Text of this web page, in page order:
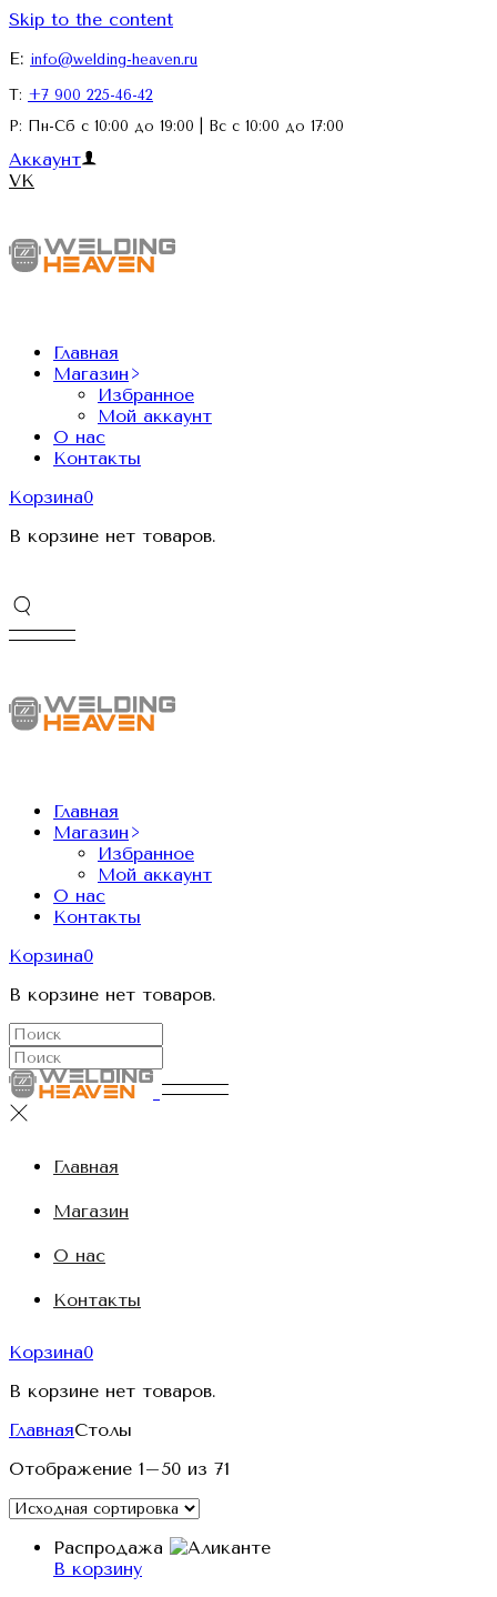
Skip to the content
E: info@welding-heaven.ru
Т: +7 900 225-46-42
Р: Пн-Сб с 10:00 до 19:00 | Вс с 10:00 до 17:00
Аккаунт
VK
Главная
Магазин
Избранное
Мой аккаунт
О нас
Контакты
Корзина0
В корзине нет товаров.
Главная
Магазин
Избранное
Мой аккаунт
О нас
Контакты
Корзина0
В корзине нет товаров.
Главная
Магазин
О нас
Контакты
Корзина0
В корзине нет товаров.
ГлавнаяСтолы
Отображение 1–50 из 71
Распродажа
В корзину